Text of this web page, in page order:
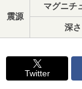
震源
マグニチ
深さ
Twitter